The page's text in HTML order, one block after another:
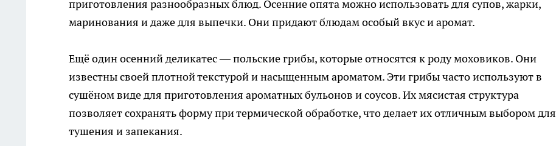
приготовления разнообразных блюд. Осенние опята можно использовать для супов, жарки,
маринования и даже для выпечки. Они придают блюдам особый вкус и аромат.
Ещё один осенний деликатес — польские грибы, которые относятся к роду моховиков. Они
известны своей плотной текстурой и насыщенным ароматом. Эти грибы часто используют в
сушёном виде для приготовления ароматных бульонов и соусов. Их мясистая структура
позволяет сохранять форму при термической обработке, что делает их отличным выбором для
тушения и запекания.